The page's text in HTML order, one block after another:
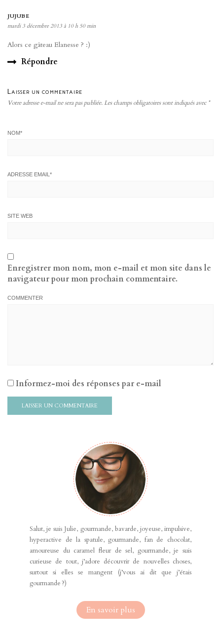
JUJUBE
mardi 3 décembre 2013 à 10 h 50 min
Alors ce gâteau Elanesse ? :)
Répondre
Laisser un commentaire
Votre adresse e-mail ne sera pas publiée.Les champs obligatoires sont indiqués avec *
NOM*
ADRESSE EMAIL *
SITE WEB
Enregistrer mon nom, mon e-mail et mon site dans le
navigateur pour mon prochain commentaire.
COMMENTER
Informez-moi des réponses par e-mail
Salut, je suis Julie, gourmande, bavarde, joyeuse, impulsive,
hyperactive de la spatule, gourmande, fan de chocolat,
amoureuse du caramel fleur de sel, gourmande, je suis
curieuse de tout, j’adore découvrir de nouvelles choses,
surtout si elles se mangent (j’vous ai dit que j’étais
gourmande ?)
En savoir plus